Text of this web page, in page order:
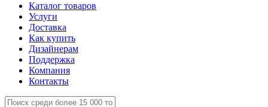
Каталог товаров
Услуги
Доставка
Как купить
Дизайнерам
Поддержка
Компания
Контакты